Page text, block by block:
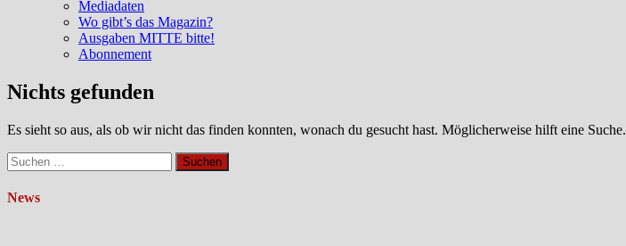
Mediadaten
Wo gibt’s das Magazin?
Ausgaben MITTE bitte!
Abonnement
Nichts gefunden
Es sieht so aus, als ob wir nicht das finden konnten, wonach du gesucht hast. Möglicherweise hilft eine Suche.
Suchen
nach:
News